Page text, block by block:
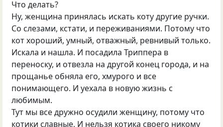
Что делать?
Ну, женщина принялась искать коту другие ручки.
Со слезами, кстати, и переживаниями. Потому что
кот хороший, умный, отважный, ревнивый только.
Искала и нашла. И посадила Триппера в
переноску, и отвезла на другой конец города, и на
прощанье обняла его, хмурого и все
понимающего. И уехала в новую жизнь с
любимым.
Тут мы все дружно осудили женщину, потому что
котики славные. И нельзя котика своего никому